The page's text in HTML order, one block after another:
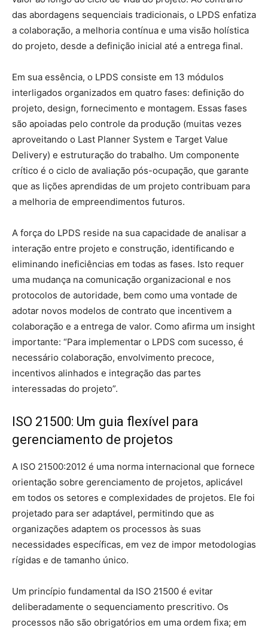
das abordagens sequenciais tradicionais, o LPDS enfatiza
a colaboração, a melhoria contínua e uma visão holística
do projeto, desde a definição inicial até a entrega final.
Em sua essência, o LPDS consiste em 13 módulos
interligados organizados em quatro fases: definição do
projeto, design, fornecimento e montagem. Essas fases
são apoiadas pelo controle da produção (muitas vezes
aproveitando o Last Planner System e Target Value
Delivery) e estruturação do trabalho. Um componente
crítico é o ciclo de avaliação pós-ocupação, que garante
que as lições aprendidas de um projeto contribuam para
a melhoria de empreendimentos futuros.
A força do LPDS reside na sua capacidade de analisar a
interação entre projeto e construção, identificando e
eliminando ineficiências em todas as fases. Isto requer
uma mudança na comunicação organizacional e nos
protocolos de autoridade, bem como uma vontade de
adotar novos modelos de contrato que incentivem a
colaboração e a entrega de valor. Como afirma um insight
importante: “Para implementar o LPDS com sucesso, é
necessário colaboração, envolvimento precoce,
incentivos alinhados e integração das partes
interessadas do projeto”.
ISO 21500: Um guia flexível para
gerenciamento de projetos
A ISO 21500:2012 é uma norma internacional que fornece
orientação sobre gerenciamento de projetos, aplicável
em todos os setores e complexidades de projetos. Ele foi
projetado para ser adaptável, permitindo que as
organizações adaptem os processos às suas
necessidades específicas, em vez de impor metodologias
rígidas e de tamanho único.
Um princípio fundamental da ISO 21500 é evitar
deliberadamente o sequenciamento prescritivo. Os
processos não são obrigatórios em uma ordem fixa; em